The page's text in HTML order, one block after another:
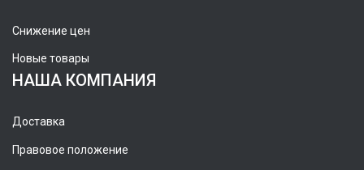
Снижение цен
Новые товары
НАША КОМПАНИЯ
Доставка
Правовое положение